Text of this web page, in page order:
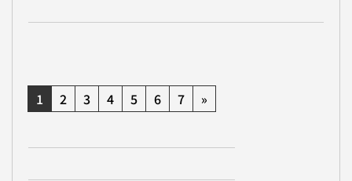
1 2 3 4 5 6 7 »